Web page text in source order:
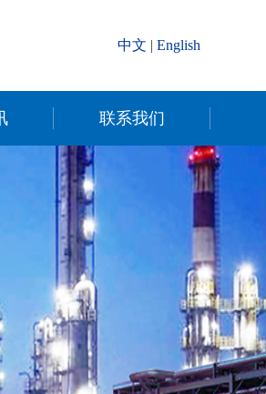
中文 | English
联系我们